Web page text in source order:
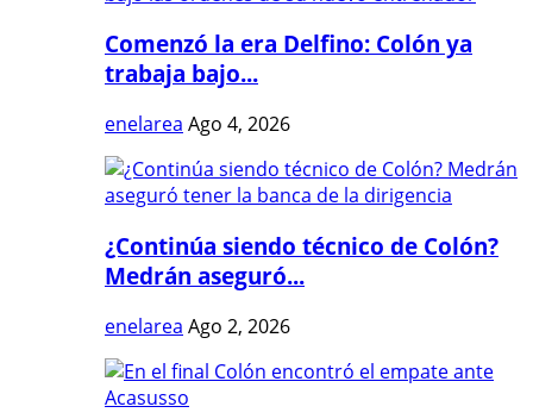
Comenzó la era Delfino: Colón ya
trabaja bajo...
enelarea Ago 4, 2026
¿Continúa siendo técnico de Colón?
Medrán aseguró...
enelarea Ago 2, 2026